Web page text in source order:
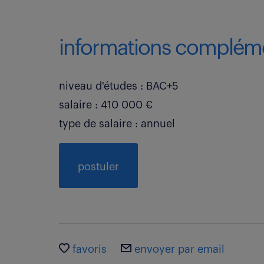
informations
niveau d'études : BAC+5
salaire : 410 000 €
type de salaire : annuel
postuler
favoris envoyer par email